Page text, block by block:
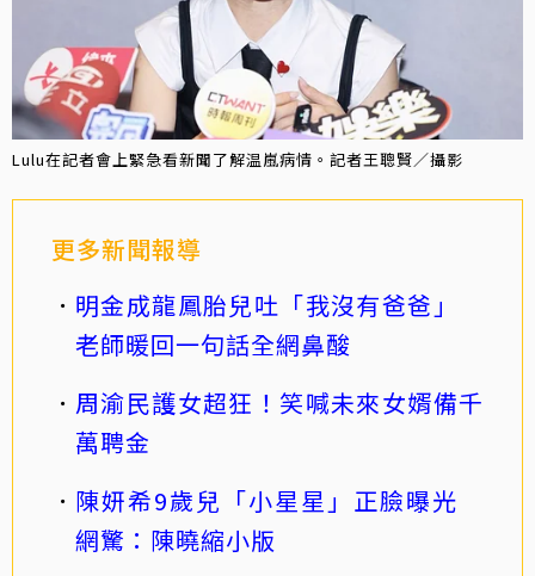
Lulu在記者會上緊急看新聞了解温嵐病情。記者王聰賢／攝影
更多新聞報導
明金成龍鳳胎兒吐「我沒有爸爸」
老師暖回一句話全網鼻酸
周渝民護女超狂！笑喊未來女婿備千
萬聘金
陳妍希9歲兒「小星星」正臉曝光
網驚：陳曉縮小版